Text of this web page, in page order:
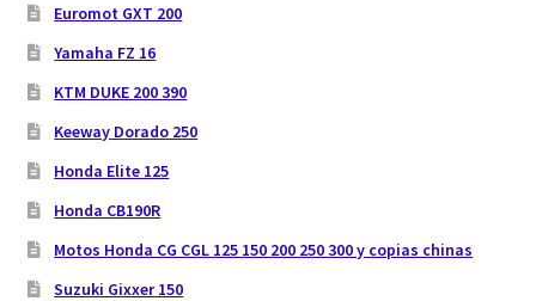
Euromot GXT 200
Yamaha FZ 16
KTM DUKE 200 390
Keeway Dorado 250
Honda Elite 125
Honda CB190R
Motos Honda CG CGL 125 150 200 250 300 y copias chinas
Suzuki Gixxer 150